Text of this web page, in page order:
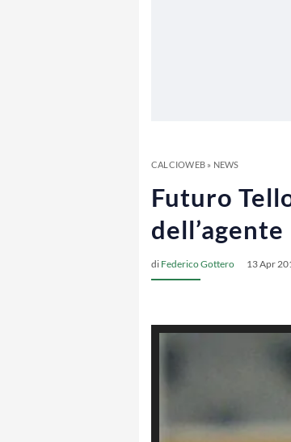
CALCIOWEB» NEWS
Futuro
dell’agente
di Federico Gottero 13 Apr